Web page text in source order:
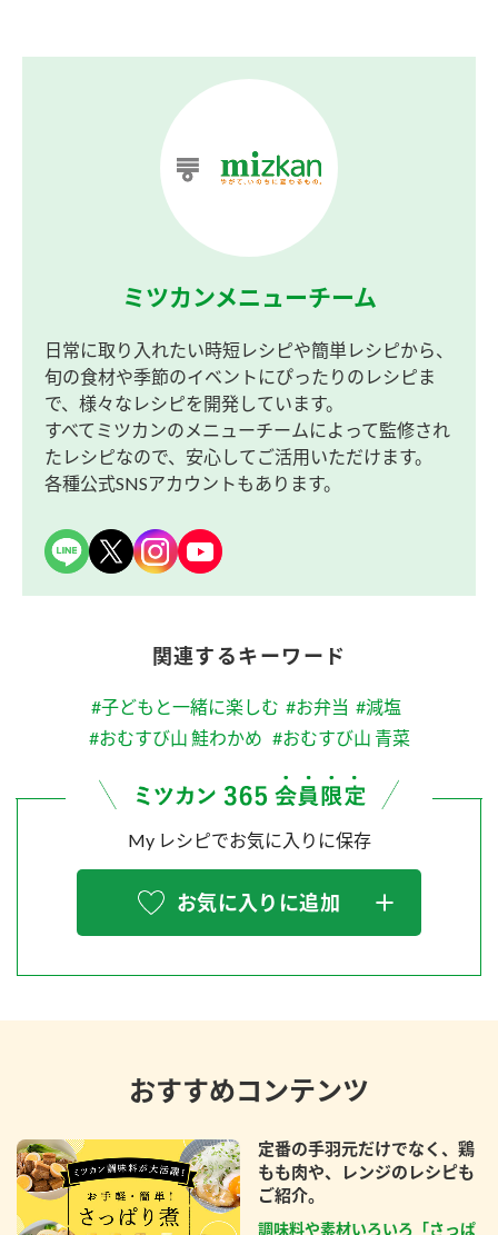
ミツカンメニューチーム
日常に取り入れたい時短レシピや簡単レシピから、
旬の食材や季節のイベントにぴったりのレシピま
で、様々なレシピを開発しています。
すべてミツカンのメニューチームによって監修され
たレシピなので、安心してご活用いただけます。
各種公式SNSアカウントもあります。
関連するキーワード
#子どもと一緒に楽しむ #お弁当 #減塩
#おむすび山 鮭わかめ #おむすび山 青菜
My レシピでお気に入りに保存
お気に入りに追加
おすすめコンテンツ
定番の手羽元だけでなく、鶏
もも肉や、レンジのレシピも
ご紹介。
調味料や素材いろいろ「さっぱ